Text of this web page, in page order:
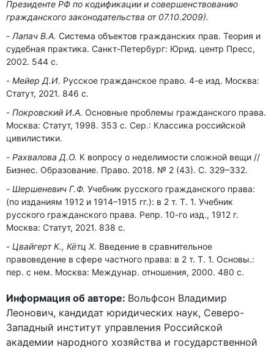
Президенте РФ по кодификации и совершенствованию
гражданского законодательства от 07.10.2009).
Лапач В.А. Система объектов гражданских прав. Теория и
судебная практика. Санкт-Петербург: Юрид. центр Пресс,
2002. 544 c.
Мейер Д.И. Русское гражданское право. 4-е изд. Москва:
Статут, 2021. 846 c.
Покровский И.А. Основные проблемы гражданского права.
Москва: Статут, 1998. 353 с. Сер.: Классика российской
цивилистики.
Рахвалова Д.О. К вопросу о неделимости сложной вещи //
Бизнес. Образование. Право. 2018. № 2 (43). С. 329–332.
Шершеневич Г.Ф. Учебник русского гражданского права:
(по изданиям 1912 и 1914–1915 гг.): в 2 т. Т. 1. Учебник
русского гражданского права. Репр. 10-го изд., 1912 г.
Москва: Статут, 2021. 838 c.
Цвайгерт К., Кётц Х. Введение в сравнительное
правоведение в сфере частного права: в 2 т. Т. 1. Основы.:
пер. с нем. Москва: Междунар. отношения, 2000. 480 с.
Информация об авторе: Вольфсон Владимир
Леонович, кандидат юридических наук, Северо-
Западный институт управления Российской
академии народного хозяйства и государственной